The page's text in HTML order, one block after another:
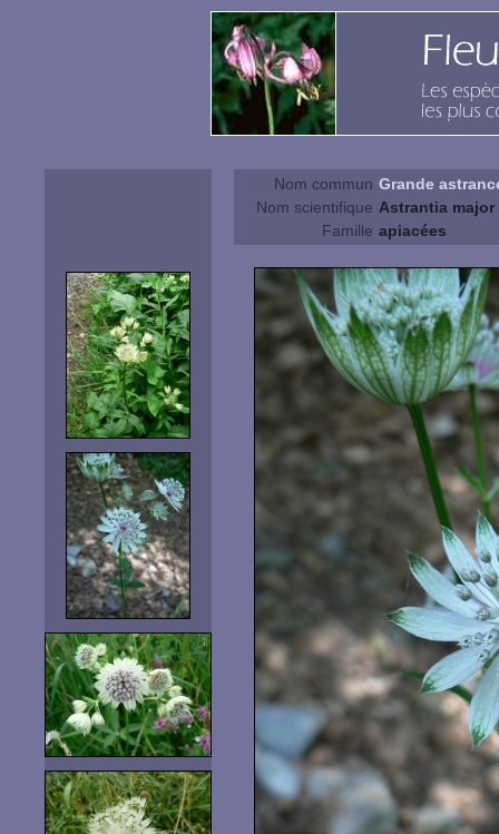
Nom commun Grande
Nom scientifique Astrantia major
Famille apiacées